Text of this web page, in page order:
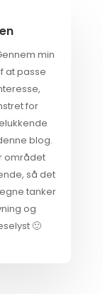
min
at passe
for
blog.
området
så det
tanker
og
🙂